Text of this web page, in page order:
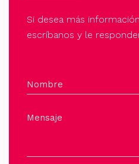
Si desea más
escríbanos y le
Nombre
Mensaje